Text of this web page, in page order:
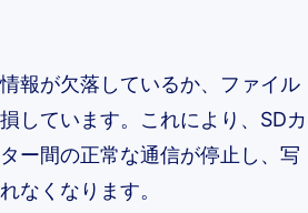
報が欠落しているか、ファイル
しています。これにより、SDカ
ー間の正常な通信が停止し、写
なくなります。